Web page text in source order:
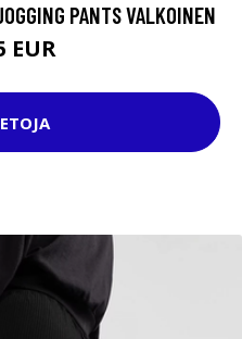
PANTS VALKOINEN
EUR